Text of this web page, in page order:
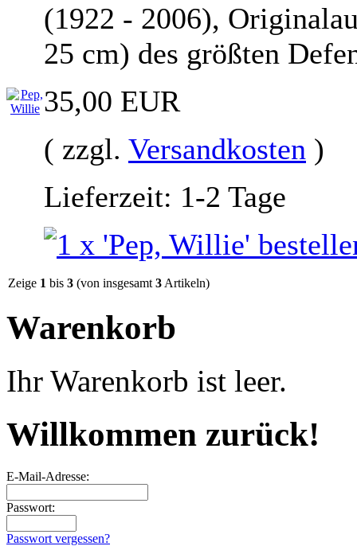
(1922 - 2006),
25 cm) des größten
35,00 EUR
( zzgl. Versandkosten )
Lieferzeit: 1-2 Tage
Zeige 1 bis 3 (von insgesamt 3 Artikeln)
Warenkorb
Ihr Warenkorb ist leer.
Willkommen zurück!
E-Mail-Adresse:
Passwort:
Passwort vergessen?